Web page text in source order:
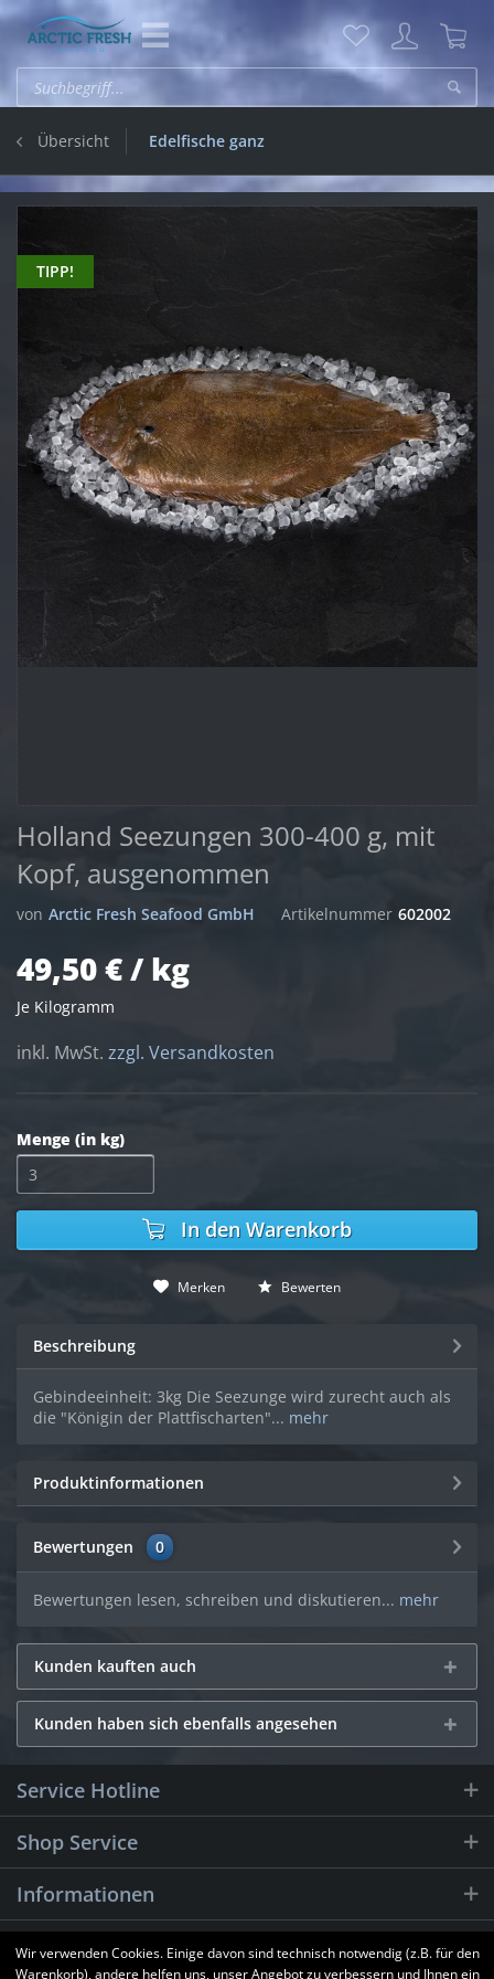
Übersicht Edelfische ganz
TIPP!
Holland Seezungen 300-400 g, mit
Kopf, ausgenommen
von Arctic Fresh Seafood GmbH Artikelnummer 602002
49,50 € / kg
Je Kilogramm
inkl. MwSt. zzgl. Versandkosten
Menge (in kg)
In den Warenkorb
Merken Bewerten
Beschreibung
Gebindeeinheit: 3kg Die Seezunge wird zurecht auch als
die "Königin der Plattfischarten"... mehr
Produktinformationen
Bewertungen 0
Bewertungen lesen, schreiben und diskutieren... mehr
Kunden kauften auch
Kunden haben sich ebenfalls angesehen
Service Hotline
Shop Service
Informationen
Newsletter
Wir verwenden Cookies. Einige davon sind technisch notwendig (z.B. für den
Warenkorb), andere helfen uns, unser Angebot zu verbessern und Ihnen ein